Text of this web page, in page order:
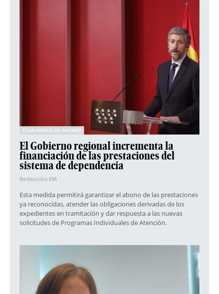
COMUNIDAD DE MADRID
El Gobierno regional incrementa la
financiación de las prestaciones del
sistema de dependencia
Redacción EM
Esta medida permitirá garantizar el abono de las prestaciones
ya reconocidas, atender las obligaciones derivadas de los
expedientes en tramitación y dar respuesta a las nuevas
solicitudes de Programas Individuales de Atención.